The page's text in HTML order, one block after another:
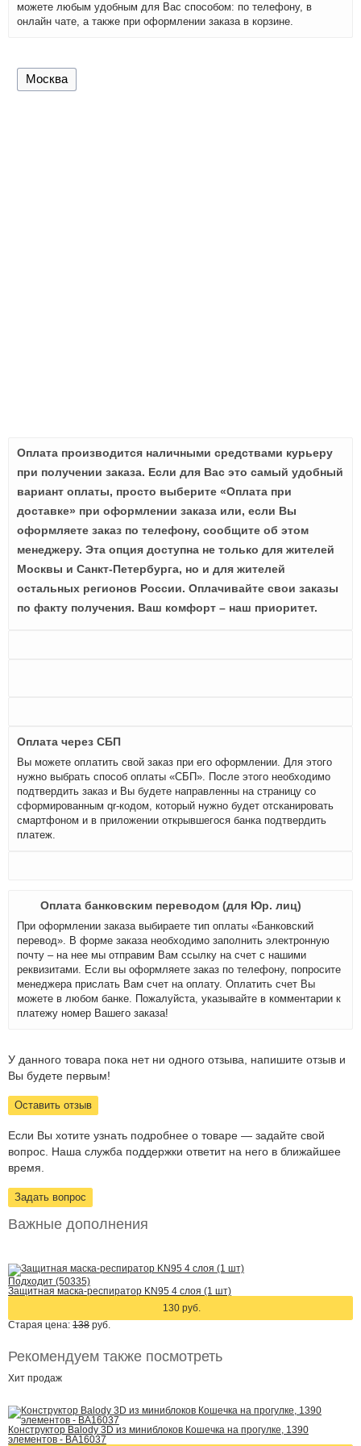
можете любым удобным для Вас способом: по телефону, в
онлайн чате, а также при оформлении заказа в корзине.
Москва
Оплата производится наличными средствами курьеру
при получении заказа. Если для Вас это самый удобный
вариант оплаты, просто выберите «Оплата при
доставке» при оформлении заказа или, если Вы
оформляете заказ по телефону, сообщите об этом
менеджеру. Эта опция доступна не только для жителей
Москвы и Санкт-Петербурга, но и для жителей
остальных регионов России. Оплачивайте свои заказы
по факту получения. Ваш комфорт – наш приоритет.
Оплата через СБП
Вы можете оплатить свой заказ при его оформлении. Для этого
нужно выбрать способ оплаты «СБП». После этого необходимо
подтвердить заказ и Вы будете направленны на страницу со
сформированным qr-кодом, который нужно будет отсканировать
смартфоном и в приложении открывшегося банка подтвердить
платеж.
Оплата банковским переводом (для Юр. лиц)
При оформлении заказа выбираете тип оплаты «Банковский
перевод». В форме заказа необходимо заполнить электронную
почту – на нее мы отправим Вам ссылку на счет с нашими
реквизитами. Если вы оформляете заказ по телефону, попросите
менеджера прислать Вам счет на оплату. Оплатить счет Вы
можете в любом банке. Пожалуйста, указывайте в комментарии к
платежу номер Вашего заказа!
У данного товара пока нет ни одного отзыва, напишите отзыв и
Вы будете первым!
Оставить отзыв
Если Вы хотите узнать подробнее о товаре — задайте свой
вопрос. Наша служба поддержки ответит на него в ближайшее
время.
Задать вопрос
Важные дополнения
Подходит (50335)
Защитная маска-респиратор KN95 4 слоя (1 шт)
130 руб.
Старая цена: 138 руб.
Рекомендуем также посмотреть
Хит продаж
Конструктор Balody 3D из миниблоков Кошечка на прогулке, 1390
элементов - BA16037